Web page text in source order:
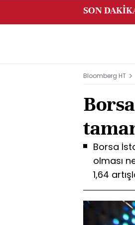
SON
Bloomberg HT
Borsa
olması
1,64